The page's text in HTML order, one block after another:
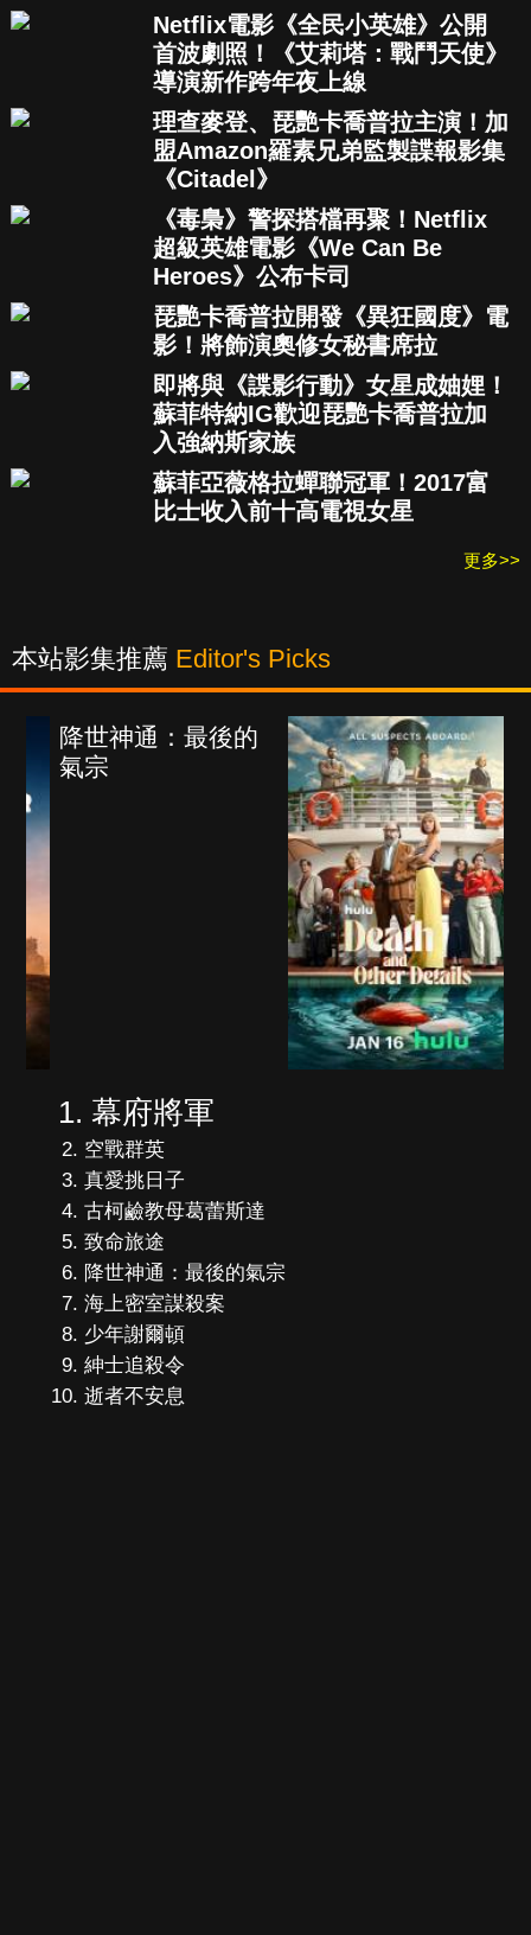
Netflix電影《全民小英雄》公開
首波劇照！《艾莉塔：戰鬥天使》
導演新作跨年夜上線
理查麥登、琵艷卡喬普拉主演！加
盟Amazon羅素兄弟監製諜報影集
《Citadel》
《毒梟》警探搭檔再聚！Netflix
超級英雄電影《We Can Be
Heroes》公布卡司
琵艷卡喬普拉開發《異狂國度》電
影！將飾演奧修女秘書席拉
即將與《諜影行動》女星成妯娌！
蘇菲特納IG歡迎琵艷卡喬普拉加
入強納斯家族
蘇菲亞薇格拉蟬聯冠軍！2017富
比士收入前十高電視女星
更多>>
本站影集推薦 Editor's Picks
後的 海上密室謀殺案
幕府將軍
空戰群英
真愛挑日子
古柯鹼教母葛蕾斯達
致命旅途
降世神通：最後的氣宗
海上密室謀殺案
少年謝爾頓
紳士追殺令
逝者不安息